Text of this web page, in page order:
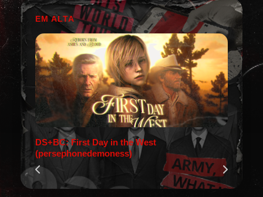
EM ALTA
DS+BC: First Day in the West
(persephonedemoness)